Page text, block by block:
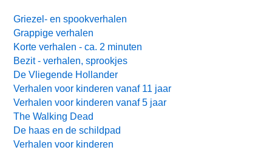
Griezel- en spookverhalen
Grappige verhalen
Korte verhalen - ca. 2 minuten
Bezit - verhalen, sprookjes
De Vliegende Hollander
Verhalen voor kinderen vanaf 11 jaar
Verhalen voor kinderen vanaf 5 jaar
The Walking Dead
De haas en de schildpad
Verhalen voor kinderen